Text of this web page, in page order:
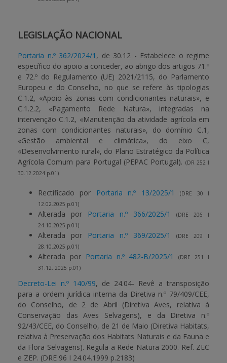
LEGISLAÇÃO NACIONAL
Portaria n.º 362/2024/1 , de 30.12 - Estabelece o regime
específico do apoio a conceder, ao abrigo dos artigos 71.º
e 72.º do Regulamento (UE) 2021/2115, do Parlamento
Europeu e do Conselho, no que se refere às tipologias
C.1.2, «Apoio às zonas com condicionantes naturais», e
C.1.2.2, «Pagamento Rede Natura», integradas na
intervenção C.1.2, «Manutenção da atividade agrícola em
zonas com condicionantes naturais», do domínio C.1,
«Gestão ambiental e climática», do eixo C,
«Desenvolvimento rural», do Plano Estratégico da Política
Agrícola Comum para Portugal (PEPAC Portugal). (DR 252 I
30.12.2024 p.01)
Rectificado por Portaria n.º 13/2025/1
(DRE 30 I
12.02.2025 p.01)
Alterada por Portaria n.º 366/2025/1
(DRE 206 I
24.10.2025 p.01)
Alterada por Portaria n.º 369/2025/1
(DRE 209 I
28.10.2025 p.01)
Alterada por Portaria n.º 482-B/2025/1
(DRE 251 I
31.12..2025 p.01)
Decreto-Lei n.º 140/99, de 24.04- Revê a transposição
para a ordem jurídica interna da Diretiva n.º 79/409/CEE,
do Conselho, de 2 de Abril (Diretiva Aves, relativa à
Conservação das Aves Selvagens), e da Diretiva n.º
92/43/CEE, do Conselho, de 21 de Maio (Diretiva Habitats,
relativa à Preservação dos Habitats Naturais e da Fauna e
da Flora Selvagens). Regula a Rede Natura 2000. Ref. ZEC
e ZEP. (DRE 96 I 24.04.1999 p.2183)